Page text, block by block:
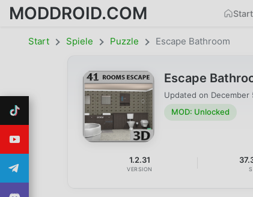
MODDROID.COM Start
Start Spiele Puzzle Escape Bathroom
Escape
Updated on December
MOD: Unlocked
1.2.31
VERSION